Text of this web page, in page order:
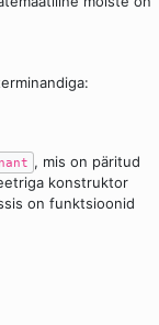
, mis on päritud
konstruktor
on funktsioonid